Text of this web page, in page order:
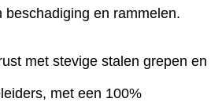
beschadiging en rammelen.
met stevige stalen grepen en
met een 100%